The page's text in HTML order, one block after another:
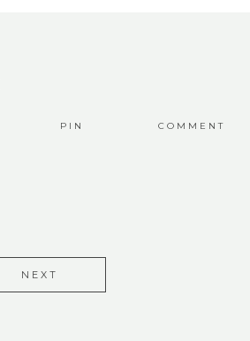
PIN COMMENT
NEXT